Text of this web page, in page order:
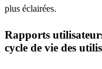
plus éclairées.
Rapports
cycle de vie des